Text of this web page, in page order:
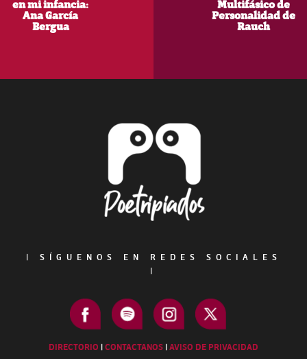
en mi infancia:
Ana García
Bergua
Multifásico de
Personalidad de
Rauch
|
SÍGUENOS EN REDES SOCIALES
|
DIRECTORIO |CONTACTANOS |AVISO DE PRIVACIDAD